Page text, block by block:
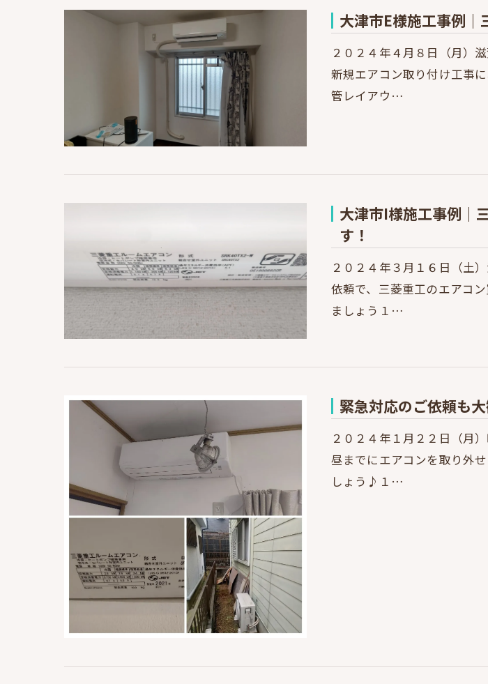
大津市E様施工事例
２０２４年４月８日（月）
新規エアコン取り付け工事
管レイアウ…
大津市I様施工事例｜
す！
２０２４年３月１６日（土
依頼で、三菱重工のエアコ
ましょう１…
緊急対応のご依頼も
２０２４年１月２２日（月
昼までにエアコンを取り外
しょう♪１…